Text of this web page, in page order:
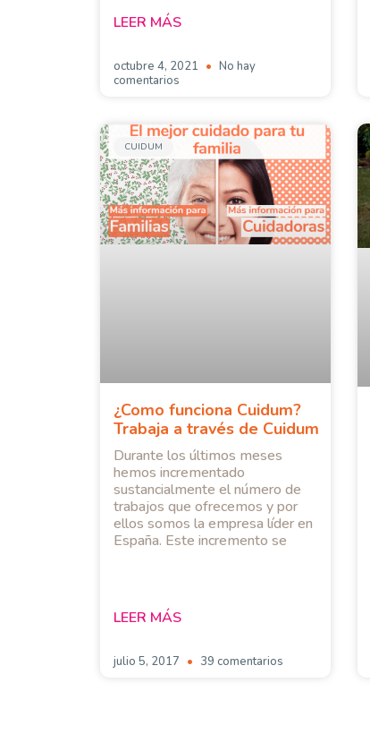
LEER MÁS
octubre 4, 2021
No hay
comentarios
CUIDUM
¿Como funciona Cuidum?
Trabaja a través de Cuidum
Durante los últimos meses
hemos incrementado
sustancialmente el número de
trabajos que ofrecemos y por
ellos somos la empresa líder en
España. Este incremento se
LEER MÁS
julio 5, 2017 39 comentarios